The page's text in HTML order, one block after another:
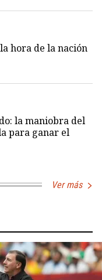
hora de la nación
la maniobra del
para ganar el
Ver más